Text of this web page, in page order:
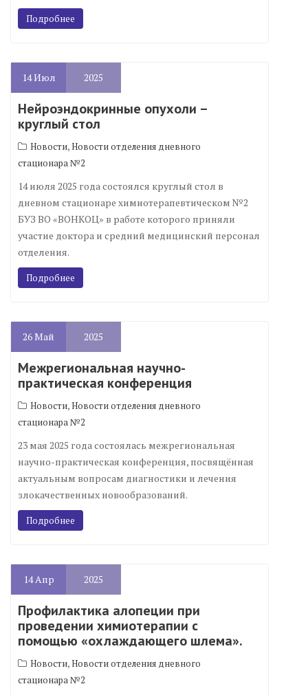
Подробнее
14Июл 2025
Нейроэндокринные опухоли –
круглый стол
Новости,Новости отделения дневного
стационара №2
14 июля 2025 года состоялся круглый стол в
дневном стационаре химиотерапевтическом №2
БУЗ ВО «ВОНКОЦ» в работе которого приняли
участие доктора и средний медицинский персонал
отделения.
Подробнее
26Май 2025
Межрегиональная научно-
практическая конференция
Новости,Новости отделения дневного
стационара №2
23 мая 2025 года состоялась межрегиональная
научно-практическая конференция, посвящённая
актуальным вопросам диагностики и лечения
злокачественных новообразований.
Подробнее
14Апр 2025
Профилактика алопеции при
проведении химиотерапии с
помощью «охлаждающего шлема».
Новости,Новости отделения дневного
стационара №2